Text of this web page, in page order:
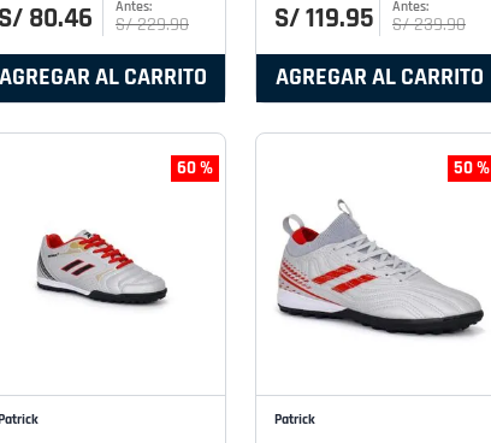
S/ 80.46 S/229.90
AGREGAR AL CARRITO
S/119.95 S/239.90
AGREGAR AL CARRITO
60 % 50 %
Patrick